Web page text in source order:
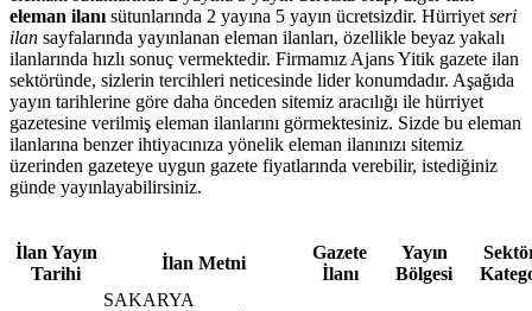
eleman ilanı sütunlarında 2 yayına 5 yayın ücretsizdir. Hürriyet seri
ilan sayfalarında yayınlanan eleman ilanları, özellikle beyaz yakalı
ilanlarında hızlı sonuç vermektedir. Firmamız Ajans Yitik gazete ilan
sektöründe, sizlerin tercihleri neticesinde lider konumdadır. Aşağıda
yayın tarihlerine göre daha önceden sitemiz aracılığı ile hürriyet
gazetesine verilmiş eleman ilanlarını görmektesiniz. Sizde bu eleman
ilanlarına benzer ihtiyacınıza yönelik eleman ilanınızı sitemiz
üzerinden gazeteye uygun gazete fiyatlarında verebilir, istediğiniz
günde yayınlayabilirsiniz.
İlan Yayın
Tarihi
İlan Metni
Gazete
İlanı
Yayın
Bölgesi
SAKARYA